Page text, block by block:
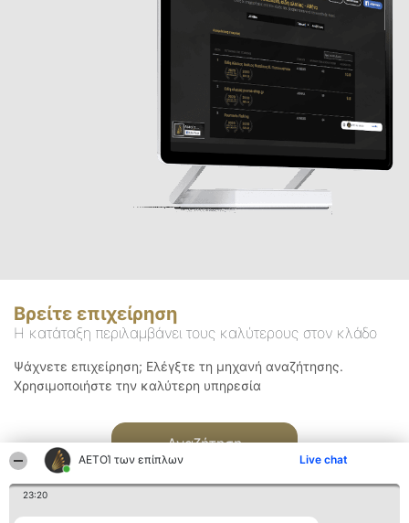
ΑΕΤΟΊ των επίπλων Live chat
23:20
Βρείτε επιχείρηση
Η κατάταξη περιλαμβάνει τους καλύτερους στον κλάδο
Ψάχνετε επιχείρηση; Ελέγξτε τη μηχανή αναζήτησης.
Χρησιμοποιήστε την καλύτερη υπηρεσία
Αναζήτηση